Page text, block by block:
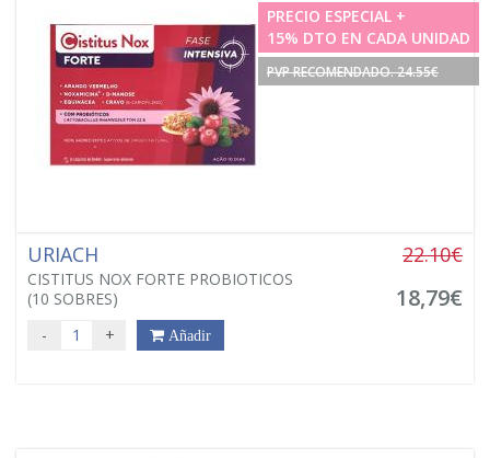
PRECIO ESPECIAL +
15% DTO EN CADA UNIDAD
PVP RECOMENDADO. 24.55€
URIACH
CISTITUS NOX FORTE PROBIOTICOS
(10 SOBRES)
22.10€
18,79€
- + Añadir